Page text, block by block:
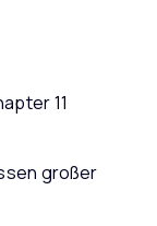
11
großer